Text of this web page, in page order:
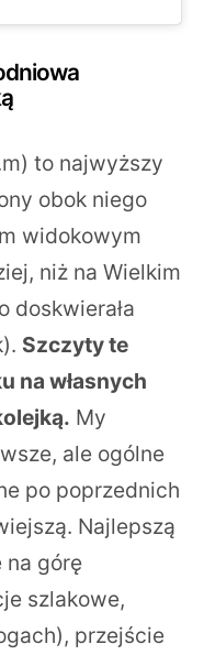
to najwyższy
obok niego
widokowym
niż na Wielkim
doskwierała
Szczyty te
na własnych
My
ale ogólne
po poprzednich
Najlepszą
na górę
szlakowe,
przejście